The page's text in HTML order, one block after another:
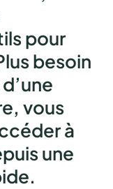
pour
besoin
vous
à
une